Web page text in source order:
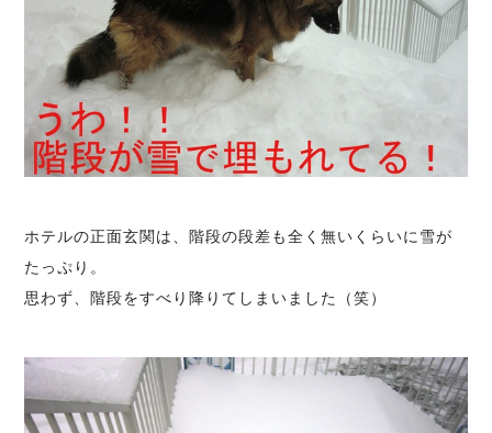
ホテルの正面玄関は、階段の段差も全く無いくらいに雪が
たっぷり。
思わず、階段をすべり降りてしまいました（笑）